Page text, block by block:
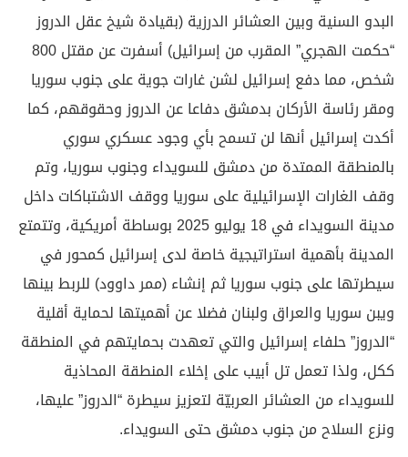
البدو السنية وبين العشائر الدرزية (بقيادة شيخ عقل الدروز
“حكمت الهجري” المقرب من إسرائيل) أسفرت عن مقتل 800
شخص، مما دفع إسرائيل لشن غارات جوية على جنوب سوريا
ومقر رئاسة الأركان بدمشق دفاعا عن الدروز وحقوقهم، كما
أكدت إسرائيل أنها لن تسمح بأي وجود عسكري سوري
بالمنطقة الممتدة من دمشق للسويداء وجنوب سوريا، وتم
وقف الغارات الإسرائيلية على سوريا ووقف الاشتباكات داخل
مدينة السويداء في 18 يوليو 2025 بوساطة أمريكية، وتتمتع
المدينة بأهمية استراتيجية خاصة لدى إسرائيل كمحور في
سيطرتها على جنوب سوريا ثم إنشاء (ممر داوود) للربط بينها
ويبن سوريا والعراق ولبنان فضلا عن أهميتها لحماية أقلية
“الدروز” حلفاء إسرائيل والتي تعهدت بحمايتهم في المنطقة
ككل، ولذا تعمل تل أبيب على إخلاء المنطقة المحاذية
للسويداء من العشائر العربيّة لتعزيز سيطرة “الدروز” عليها،
ونزع السلاح من جنوب دمشق حتى السويداء.